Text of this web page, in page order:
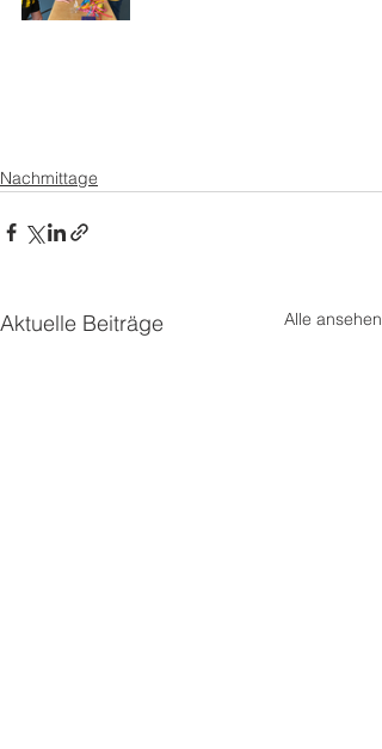
Nachmittage
Aktuelle Beiträge Alle ansehen